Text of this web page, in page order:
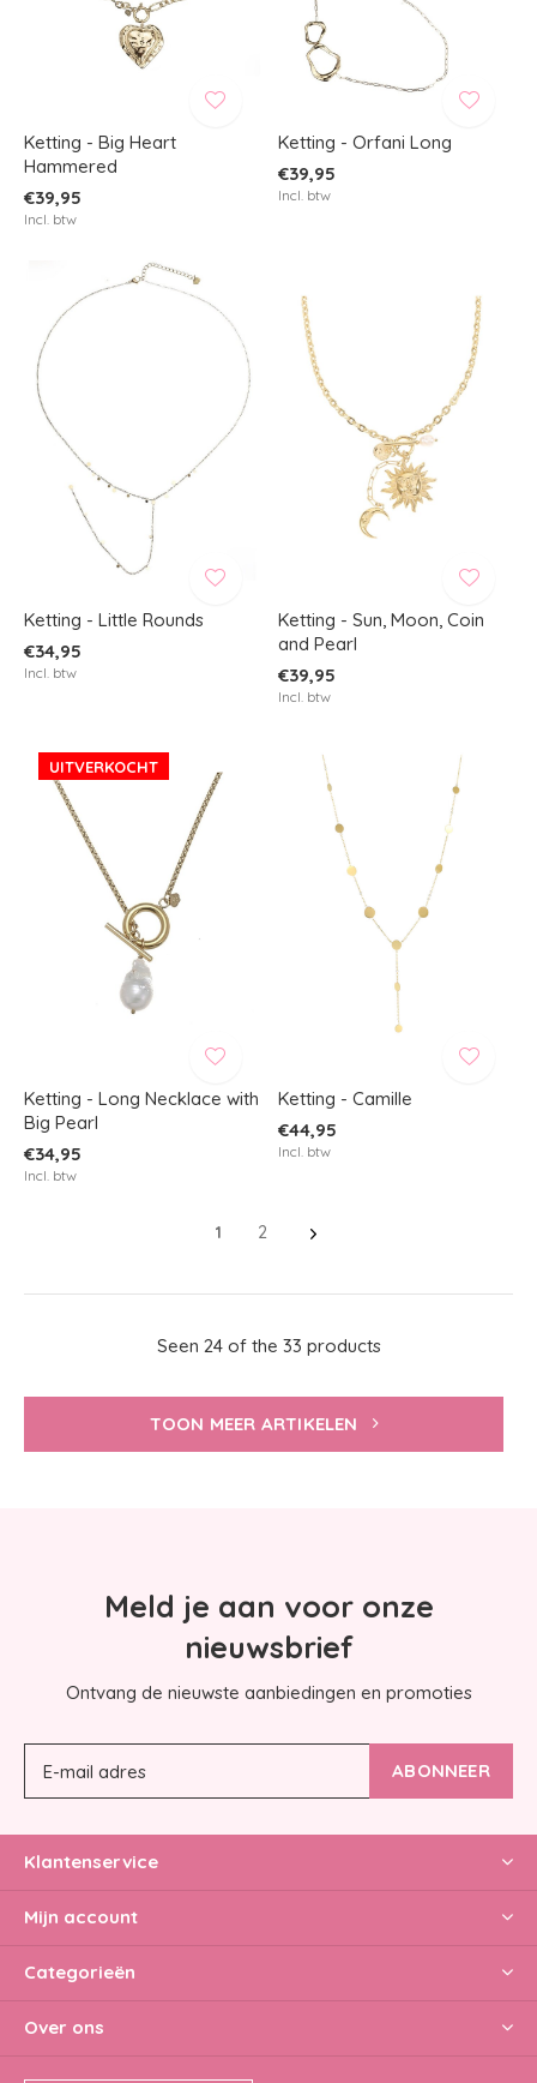
Ketting - Big Heart
Hammered
€39,95
Incl. btw
Ketting - Orfani Long
€39,95
Incl. btw
Ketting - Little Rounds
€34,95
Incl. btw
Ketting - Sun, Moon, Coin
and Pearl
€39,95
Incl. btw
UITVERKOCHT
Ketting - Long Necklace with
Big Pearl
€34,95
Incl. btw
Ketting - Camille
€44,95
Incl. btw
1 2
Seen 24 of the 33 products
TOON MEER ARTIKELEN
Meld je aan voor onze
nieuwsbrief
Ontvang de nieuwste aanbiedingen en promoties
ABONNEER
Klantenservice
Mijn account
Categorieën
Over ons